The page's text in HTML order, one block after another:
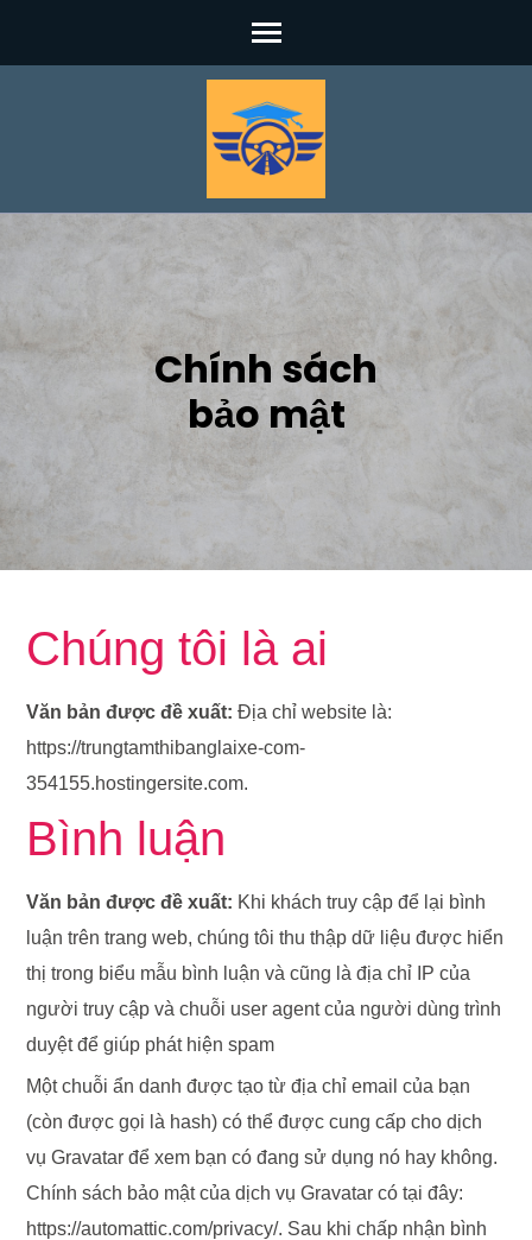
Chính sách
bảo mật
Chúng tôi là ai
Văn bản được đề xuất: Địa chỉ website là:
https://trungtamthibanglaixe-com-
354155.hostingersite.com.
Bình luận
Văn bản được đề xuất: Khi khách truy cập để lại bình
luận trên trang web, chúng tôi thu thập dữ liệu được hiển
thị trong biểu mẫu bình luận và cũng là địa chỉ IP của
người truy cập và chuỗi user agent của người dùng trình
duyệt để giúp phát hiện spam
Một chuỗi ẩn danh được tạo từ địa chỉ email của bạn
(còn được gọi là hash) có thể được cung cấp cho dịch
vụ Gravatar để xem bạn có đang sử dụng nó hay không.
Chính sách bảo mật của dịch vụ Gravatar có tại đây:
https://automattic.com/privacy/. Sau khi chấp nhận bình